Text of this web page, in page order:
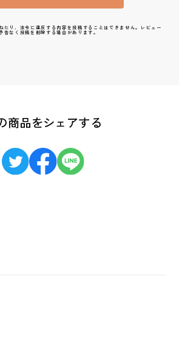
たり、法令に違反する内容を投稿することはできません。レビュー
告なく投稿を削除する場合があります。
商品をシェアする